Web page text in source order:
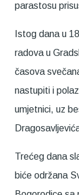
parastosu
Istog dana u
radova u
časova
nastupiti i
umjetnici, uz
Trećeg dana
biće održana